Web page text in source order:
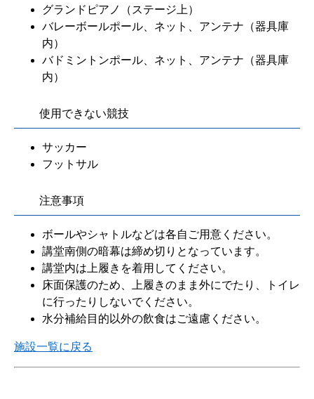
グランドピアノ（ステージ上）
バレーボールポール、ネット、アンテナ（器具庫
内）
バドミントンポール、ネット、アンテナ（器具庫
内）
使用できない競技
サッカー
フットサル
注意事項
ボールやシャトルなどは各自ご用意ください。
講堂南側の暗幕は締め切りとなっています。
講堂内は上履きを着用してください。
床面保護のため、上履きのまま外にでたり、トイレ
に行ったりしないでください。
水分補給目的以外の飲食はご遠慮ください。
施設一覧に戻る